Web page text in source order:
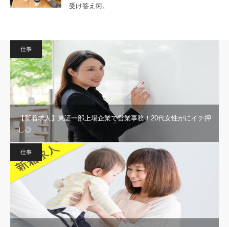
受け答え術。
仕事
【新着求人】東証一部上場企業で営業事務！20代女性がにイチ押
し◎
仕事